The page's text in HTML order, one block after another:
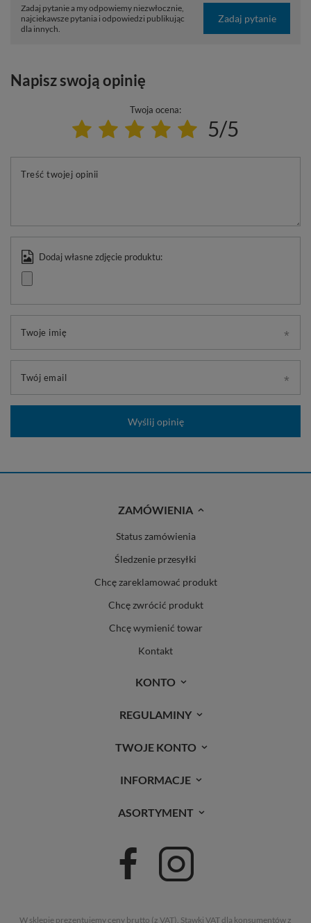
Zadaj pytanie a my odpowiemy niezwłocznie,
najciekawsze pytania i odpowiedzi publikując
dla innych.
Zadaj pytanie
Napisz swoją opinię
Twoja ocena:
5/5
Treść twojej opinii
Dodaj własne zdjęcie produktu:
Twoje imię
Twój email
Wyślij opinię
ZAMÓWIENIA
Status zamówienia
Śledzenie przesyłki
Chcę zareklamować produkt
Chcę zwrócić produkt
Chcę wymienić towar
Kontakt
KONTO
REGULAMINY
TWOJE KONTO
INFORMACJE
ASORTYMENT
W sklepie prezentujemy ceny brutto (z VAT). Stawki VAT dla konsumentów z